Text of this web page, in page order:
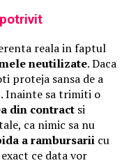
reala in faptul
neutilizate. Daca
proteja sansa de a
Inainte sa trimiti o
din contract si
ca nimic sa nu
a rambursarii cu
ce data vor